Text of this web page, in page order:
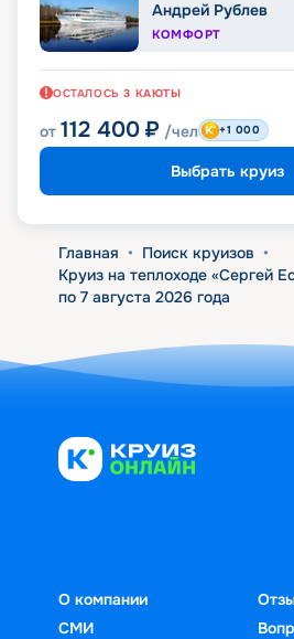
Андрей Рублев
КОМФОРТ
ОСТАЛОСЬ 3 КАЮТЫ
от 112 400 ₽ /чел +1 000
Выбрать круиз
Главная • Поиск круизов •
Круиз на теплоходе «Сергей
по 7 августа 2026 года
О компании
СМИ